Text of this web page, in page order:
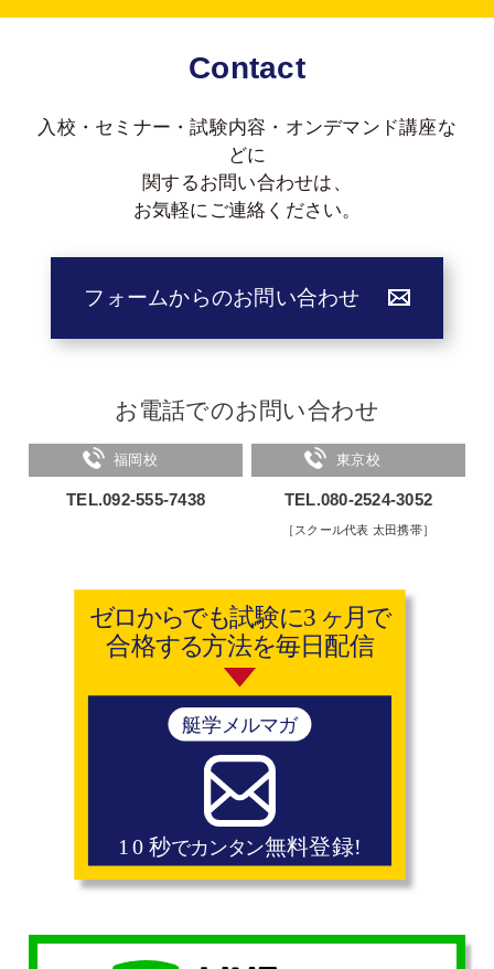
Contact
入校・セミナー・試験内容・オンデマンド講座な
どに
関するお問い合わせは、
お気軽にご連絡ください。
フォームからのお問い合わせ
お電話でのお問い合わせ
福岡校
TEL.092-555-7438
東京校
TEL.080-2524-3052
［スクール代表 太田携帯］